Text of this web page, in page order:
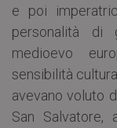
e poi
personalità di
medioevo
sensibilità
avevano voluto
San